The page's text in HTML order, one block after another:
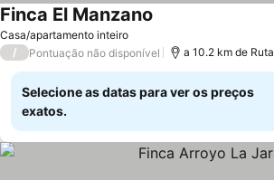
Casa/apartamento inteiro
Finca El Manzano
/ Pontuação não disponível a 10.2 km de
Selecione as datas para ver os preços
exatos.